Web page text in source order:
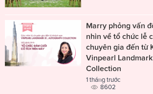
Marry phỏng vấn
nhìn về tổ chức lễ
chuyên gia đến từ
Vinpearl
Collection
1 tháng trước
8602